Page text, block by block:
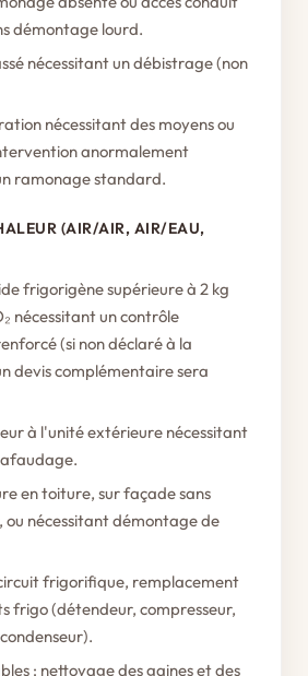
démontage lourd.
nécessitant un débistrage (non
nécessitant des moyens ou
anormalement
ramonage standard.
(AIR/AIR, AIR/EAU,
frigorigène supérieure à 2 kg
nécessitant un contrôle
(si non déclaré à la
devis complémentaire sera
à l'unité extérieure nécessitant
en toiture, sur façade sans
ou nécessitant démontage de
frigorifique, remplacement
frigo (détendeur, compresseur,
: nettoyage des gaines et des